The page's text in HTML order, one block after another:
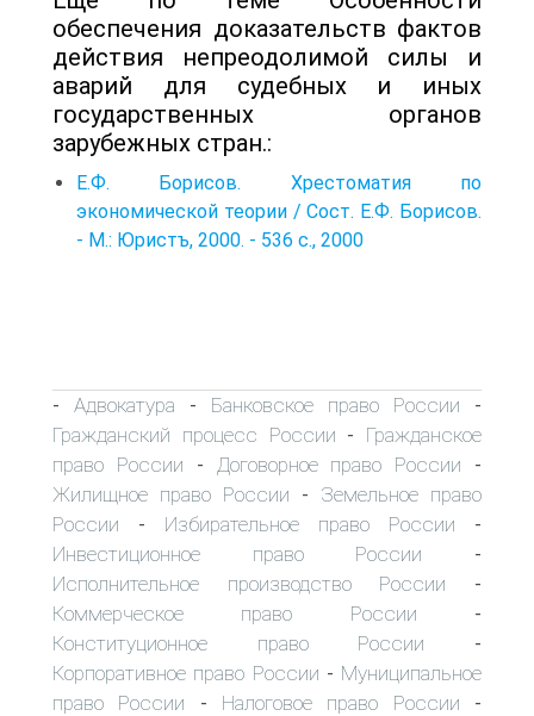
обеспечения доказательств фактов
действия непреодолимой силы и
аварий для судебных и иных
государственных органов
зарубежных стран.:
Е.Ф. Борисов. Хрестоматия по
экономической теории / Сост. Е.Ф. Борисов.
- М.: Юристъ, 2000. - 536 с., 2000
- Адвокатура - Банковское право России -
Гражданский процесс России - Гражданское
право России - Договорное право России -
Жилищное право России - Земельное право
России - Избирательное право России -
Инвестиционное право России -
Исполнительное производство России -
Коммерческое право России -
Конституционное право России -
Корпоративное право России - Муниципальное
право России - Налоговое право России -